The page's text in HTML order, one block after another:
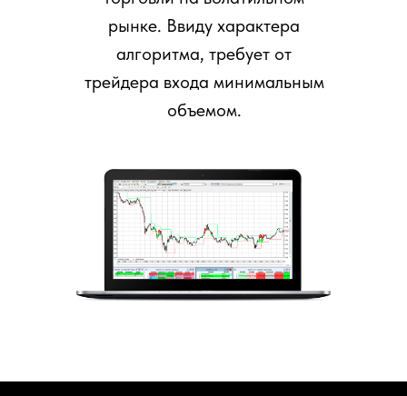
рынке. Ввиду характера
алгоритма, требует от
трейдера входа минимальным
объемом.